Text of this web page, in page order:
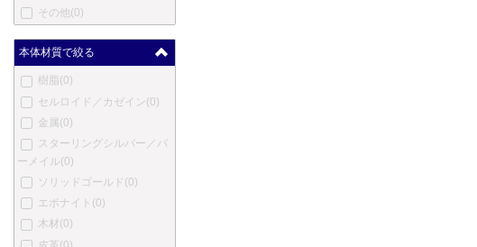
笑暮屋(0)
エリーゼ(0)
エクスキャリバー(0)
フェンド
フェルム
(0)
フィッシャー
ゲーハ
(0)
リ(0)
ジバンシー
その他(0)
本体材質で絞る
樹脂(0)
セルロイド／カゼイン (0)
金属(0)
スターリングシルバー／バ
ーメイル(0)
ソリッドゴールド (0)
エボナイト (0)
木材 (0)